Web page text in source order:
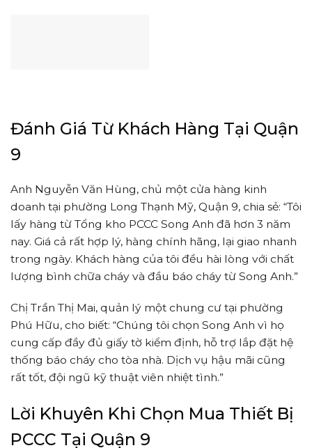
Đánh Giá Từ Khách Hàng Tại Quận
9
Anh Nguyễn Văn Hùng, chủ một cửa hàng kinh
doanh tại phường Long Thạnh Mỹ, Quận 9, chia sẻ: “Tôi
lấy hàng từ Tổng kho PCCC Song Anh đã hơn 3 năm
nay. Giá cả rất hợp lý, hàng chính hãng, lại giao nhanh
trong ngày. Khách hàng của tôi đều hài lòng với chất
lượng bình chữa cháy và đầu báo cháy từ Song Anh.”
Chị Trần Thị Mai, quản lý một chung cư tại phường
Phú Hữu, cho biết: “Chúng tôi chọn Song Anh vì họ
cung cấp đầy đủ giấy tờ kiểm định, hỗ trợ lắp đặt hệ
thống báo cháy cho tòa nhà. Dịch vụ hậu mãi cũng
rất tốt, đội ngũ kỹ thuật viên nhiệt tình.”
Lời Khuyên Khi Chọn Mua Thiết Bị
PCCC Tại Quận 9